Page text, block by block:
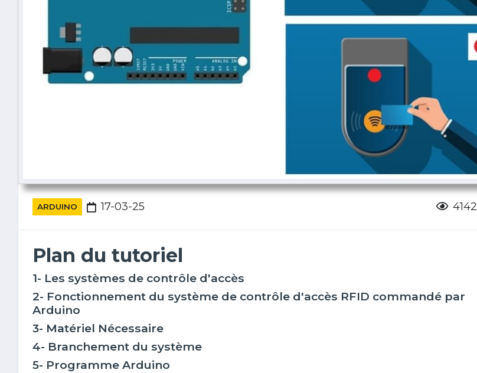
ARDUINO 17-03-25 4142
Plan du tutoriel
1- Les systèmes de contrôle d'accès
2- Fonctionnement du système de contrôle d'accès RFID commandé par
Arduino
3- Matériel Nécessaire
4- Branchement du système
5- Programme Arduino